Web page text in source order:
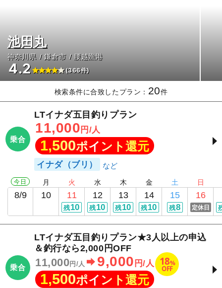
池田丸
神奈川県 鎌倉市 腰越漁港
4.2 (366件)
検索条件に合致したプラン： 20件
乗合
LTイナダ五目釣りプラン
11,000 円/人
1,500ポイント還元
イナダ（ブリ）
今日
8/9
月
10
火
11
残10
水
12
残10
木
13
残10
金
14
残10
土
15
残8
日
16
定休日
乗合
LTイナダ五目釣りプラン★3人以上の申込
＆釣行なら2,000円OFF
11,000 円/人 9,000 円/人 18%
OFF
1,500ポイント還元